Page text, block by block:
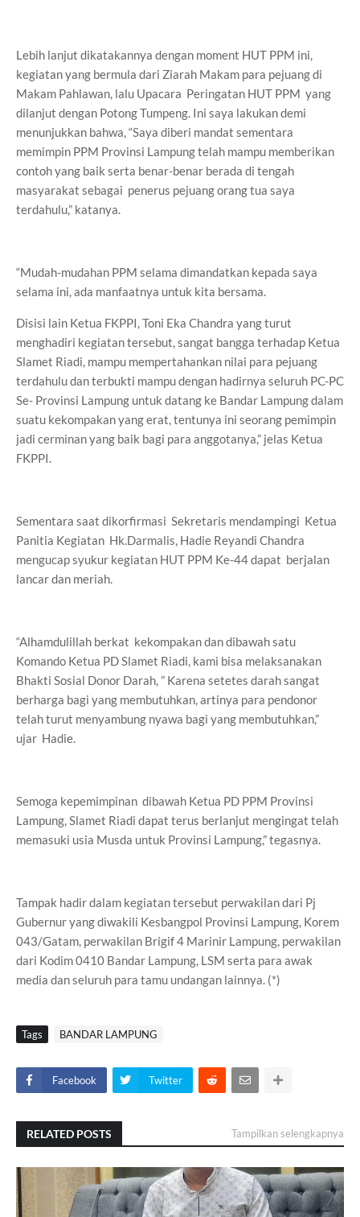
Lebih lanjut dikatakannya dengan moment HUT PPM ini,
kegiatan yang bermula dari Ziarah Makam para pejuang di
Makam Pahlawan, lalu Upacara Peringatan HUT PPM yang
dilanjut dengan Potong Tumpeng. Ini saya lakukan demi
menunjukkan bahwa, “Saya diberi mandat sementara
memimpin PPM Provinsi Lampung telah mampu memberikan
contoh yang baik serta benar-benar berada di tengah
masyarakat sebagai penerus pejuang orang tua saya
terdahulu,” katanya.
“Mudah-mudahan PPM selama dimandatkan kepada saya
selama ini, ada manfaatnya untuk kita bersama.
Disisi lain Ketua FKPPI, Toni Eka Chandra yang turut
menghadiri kegiatan tersebut, sangat bangga terhadap Ketua
Slamet Riadi, mampu mempertahankan nilai para pejuang
terdahulu dan terbukti mampu dengan hadirnya seluruh PC-PC
Se- Provinsi Lampung untuk datang ke Bandar Lampung dalam
suatu kekompakan yang erat, tentunya ini seorang pemimpin
jadi cerminan yang baik bagi para anggotanya,” jelas Ketua
FKPPI.
Sementara saat dikorfirmasi Sekretaris mendampingi Ketua
Panitia Kegiatan Hk.Darmalis, Hadie Reyandi Chandra
mengucap syukur kegiatan HUT PPM Ke-44 dapat berjalan
lancar dan meriah.
“Alhamdulillah berkat kekompakan dan dibawah satu
Komando Ketua PD Slamet Riadi, kami bisa melaksanakan
Bhakti Sosial Donor Darah, ” Karena setetes darah sangat
berharga bagi yang membutuhkan, artinya para pendonor
telah turut menyambung nyawa bagi yang membutuhkan,”
ujar Hadie.
Semoga kepemimpinan dibawah Ketua PD PPM Provinsi
Lampung, Slamet Riadi dapat terus berlanjut mengingat telah
memasuki usia Musda untuk Provinsi Lampung,” tegasnya.
Tampak hadir dalam kegiatan tersebut perwakilan dari Pj
Gubernur yang diwakili Kesbangpol Provinsi Lampung, Korem
043/Gatam, perwakilan Brigif 4 Marinir Lampung, perwakilan
dari Kodim 0410 Bandar Lampung, LSM serta para awak
media dan seluruh para tamu undangan lainnya. (*)
Tags BANDAR LAMPUNG
Facebook Twitter
RELATED POSTS Tampilkan selengkapnya